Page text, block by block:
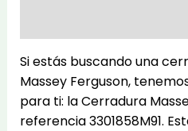
Si estás buscando una
Massey Ferguson,
para ti: la Cerradura
referencia 3301858M91.